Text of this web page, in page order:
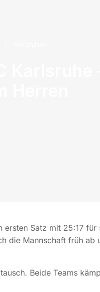
Satz mit 25:17
die Mannschaft früh ab
Beide Teams